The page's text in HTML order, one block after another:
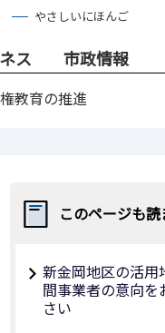
やさしいにほんご
ス 市政情報
教育の推進
このページも
新金岡地区の活用
間事業者の意向を
さい